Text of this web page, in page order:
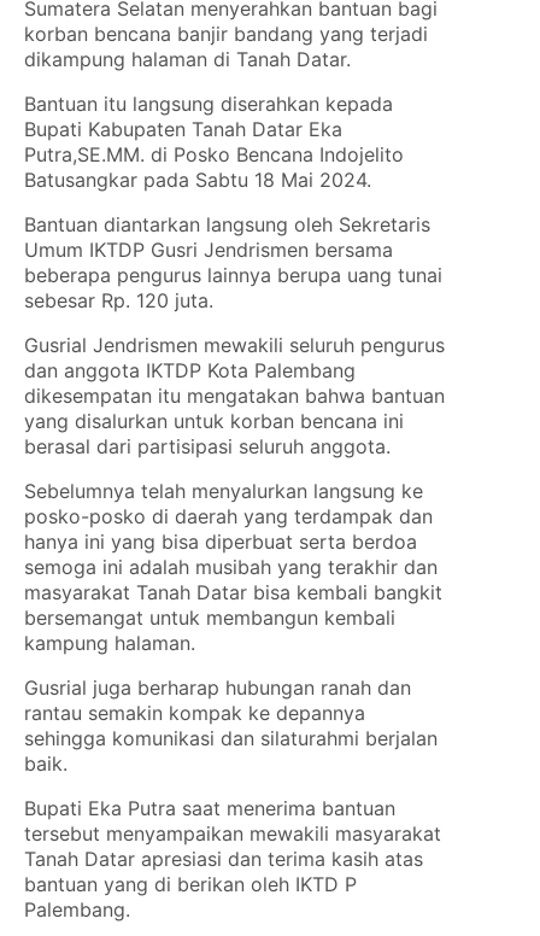
Sumatera Selatan menyerahkan bantuan bagi
korban bencana banjir bandang yang terjadi
dikampung halaman di Tanah Datar.
Bantuan itu langsung diserahkan kepada
Bupati Kabupaten Tanah Datar Eka
Putra,SE.MM. di Posko Bencana Indojelito
Batusangkar pada Sabtu 18 Mai 2024.
Bantuan diantarkan langsung oleh Sekretaris
Umum IKTDP Gusri Jendrismen bersama
beberapa pengurus lainnya berupa uang tunai
sebesar Rp. 120 juta.
Gusrial Jendrismen mewakili seluruh pengurus
dan anggota IKTDP Kota Palembang
dikesempatan itu mengatakan bahwa bantuan
yang disalurkan untuk korban bencana ini
berasal dari partisipasi seluruh anggota.
Sebelumnya telah menyalurkan langsung ke
posko-posko di daerah yang terdampak dan
hanya ini yang bisa diperbuat serta berdoa
semoga ini adalah musibah yang terakhir dan
masyarakat Tanah Datar bisa kembali bangkit
bersemangat untuk membangun kembali
kampung halaman.
Gusrial juga berharap hubungan ranah dan
rantau semakin kompak ke depannya
sehingga komunikasi dan silaturahmi berjalan
baik.
Bupati Eka Putra saat menerima bantuan
tersebut menyampaikan mewakili masyarakat
Tanah Datar apresiasi dan terima kasih atas
bantuan yang di berikan oleh IKTD P
Palembang.